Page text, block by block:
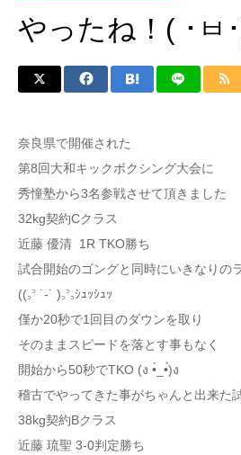
奈良県で開催された
第8回大和キックボクシング大会に
秀憧塾から3名参戦させて頂きました
32kg契約Cクラス
近藤 優清 1R TKO勝ち
試合開始のゴングと同時にいきなりの
((꜆꜄ ˙-˙ )꜆꜄꜆ｼｭｯｼｭｯ
僅か20秒で1回目のダウンを取り
そのままスピードを落とす事もなく
開始から50秒でTKO (ง •̀_•́)ง
稽古でやってきた事がちゃんと出来た
38kg契約Bクラス
近藤 琉聖 3-0判定勝ち